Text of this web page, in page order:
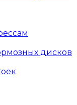
дисков